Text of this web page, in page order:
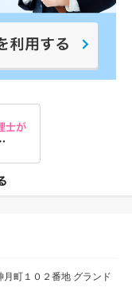
町１０２番地 グランド